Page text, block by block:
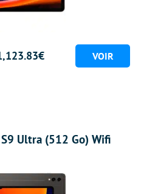
S9 Ultra (512 Go) Wifi